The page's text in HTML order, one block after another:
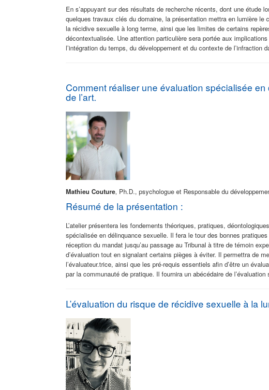
En s’appuyant sur des résultats de recherche récents, dont une étude
quelques travaux clés du domaine, la présentation mettra en lumière
la récidive sexuelle à long terme, ainsi que les limites de certains
décontextualisée. Une attention particulière sera portée aux
l’intégration du temps, du développement et du contexte de l’infraction
Comment réaliser une évaluation spécialisée
de l’art.
Mathieu Couture, Ph.D., psychologue et Responsable du
Résumé de la présentation :
L’atelier présentera les fondements théoriques, pratiques,
spécialisée en délinquance sexuelle. Il fera le tour des bonnes
réception du mandat jusqu’au passage au Tribunal à titre de témoin
d’évaluation tout en signalant certains pièges à éviter. Il permettra de
l’évaluateur.trice, ainsi que les pré-requis essentiels afin d’être un
par la communauté de pratique. Il fournira un abécédaire de
L’évaluation du risque de récidive sexuelle à la